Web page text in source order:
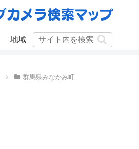
地域
群馬県みなかみ町